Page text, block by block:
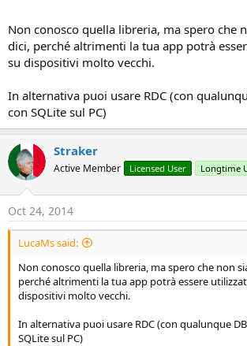
Non conosco quella libreria, ma spero che
dici, perché altrimenti la tua app potrà
su dispositivi molto vecchi.
In alternativa puoi usare RDC (con
con SQLite sul PC)
Straker
Active Member Licensed User Longtime
Oct 24, 2014
LucaMs said:
Non conosco quella libreria, ma spero che non
perché altrimenti la tua app potrà essere
dispositivi molto vecchi.
In alternativa puoi usare RDC (con qualunque
SQLite sul PC)